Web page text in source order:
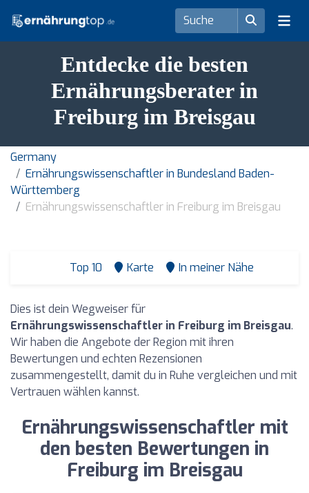
Entdecke die besten
Ernährungsberater in
Freiburg im Breisgau
Germany
Ernährungswissenschaftler in Bundesland Baden-
Württemberg
Ernährungswissenschaftler in Freiburg im Breisgau
Top 10 Karte In meiner Nähe
Dies ist dein Wegweiser für
Ernährungswissenschaftler in Freiburg im Breisgau.
Wir haben die Angebote der Region mit ihren
Bewertungen und echten Rezensionen
zusammengestellt, damit du in Ruhe vergleichen und mit
Vertrauen wählen kannst.
Ernährungswissenschaftler mit
den besten Bewertungen in
Freiburg im Breisgau